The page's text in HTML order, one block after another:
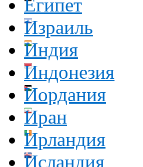
Египет
Израиль
Индия
Индонезия
Иордания
Иран
Ирландия
Исландия